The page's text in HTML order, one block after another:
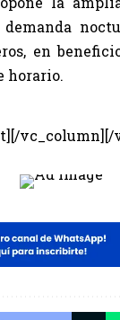
en
horario.
vc_column][/